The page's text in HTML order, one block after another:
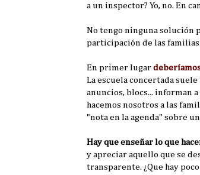
a un inspector? Yo, no. En
No tengo ninguna solución
participación de las
En primer lugar
La escuela concertada
anuncios, blocs... informan
hacemos nosotros a las
"nota en la agenda" sobre
Hay que enseñar lo que
y apreciar aquello que se
transparente. ¿Que hay